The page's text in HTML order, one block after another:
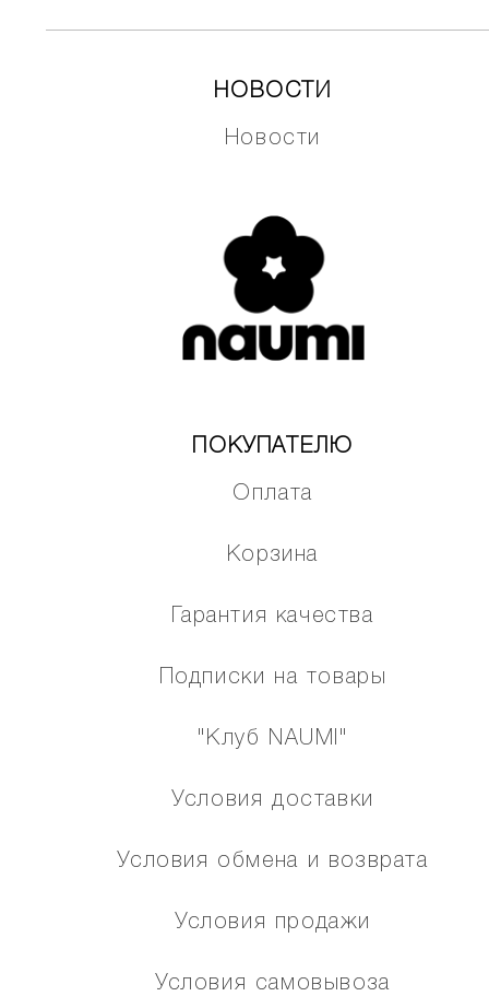
НОВОСТИ
Новости
ПОКУПАТЕЛЮ
Оплата
Корзина
Гарантия качества
Подписки на товары
"Клуб NAUMI"
Условия доставки
Условия обмена и возврата
Условия продажи
Условия самовывоза